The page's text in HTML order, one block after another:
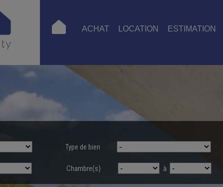
ACHAT LOCATION ESTIMATION
Type de bien
Chambre(s) à